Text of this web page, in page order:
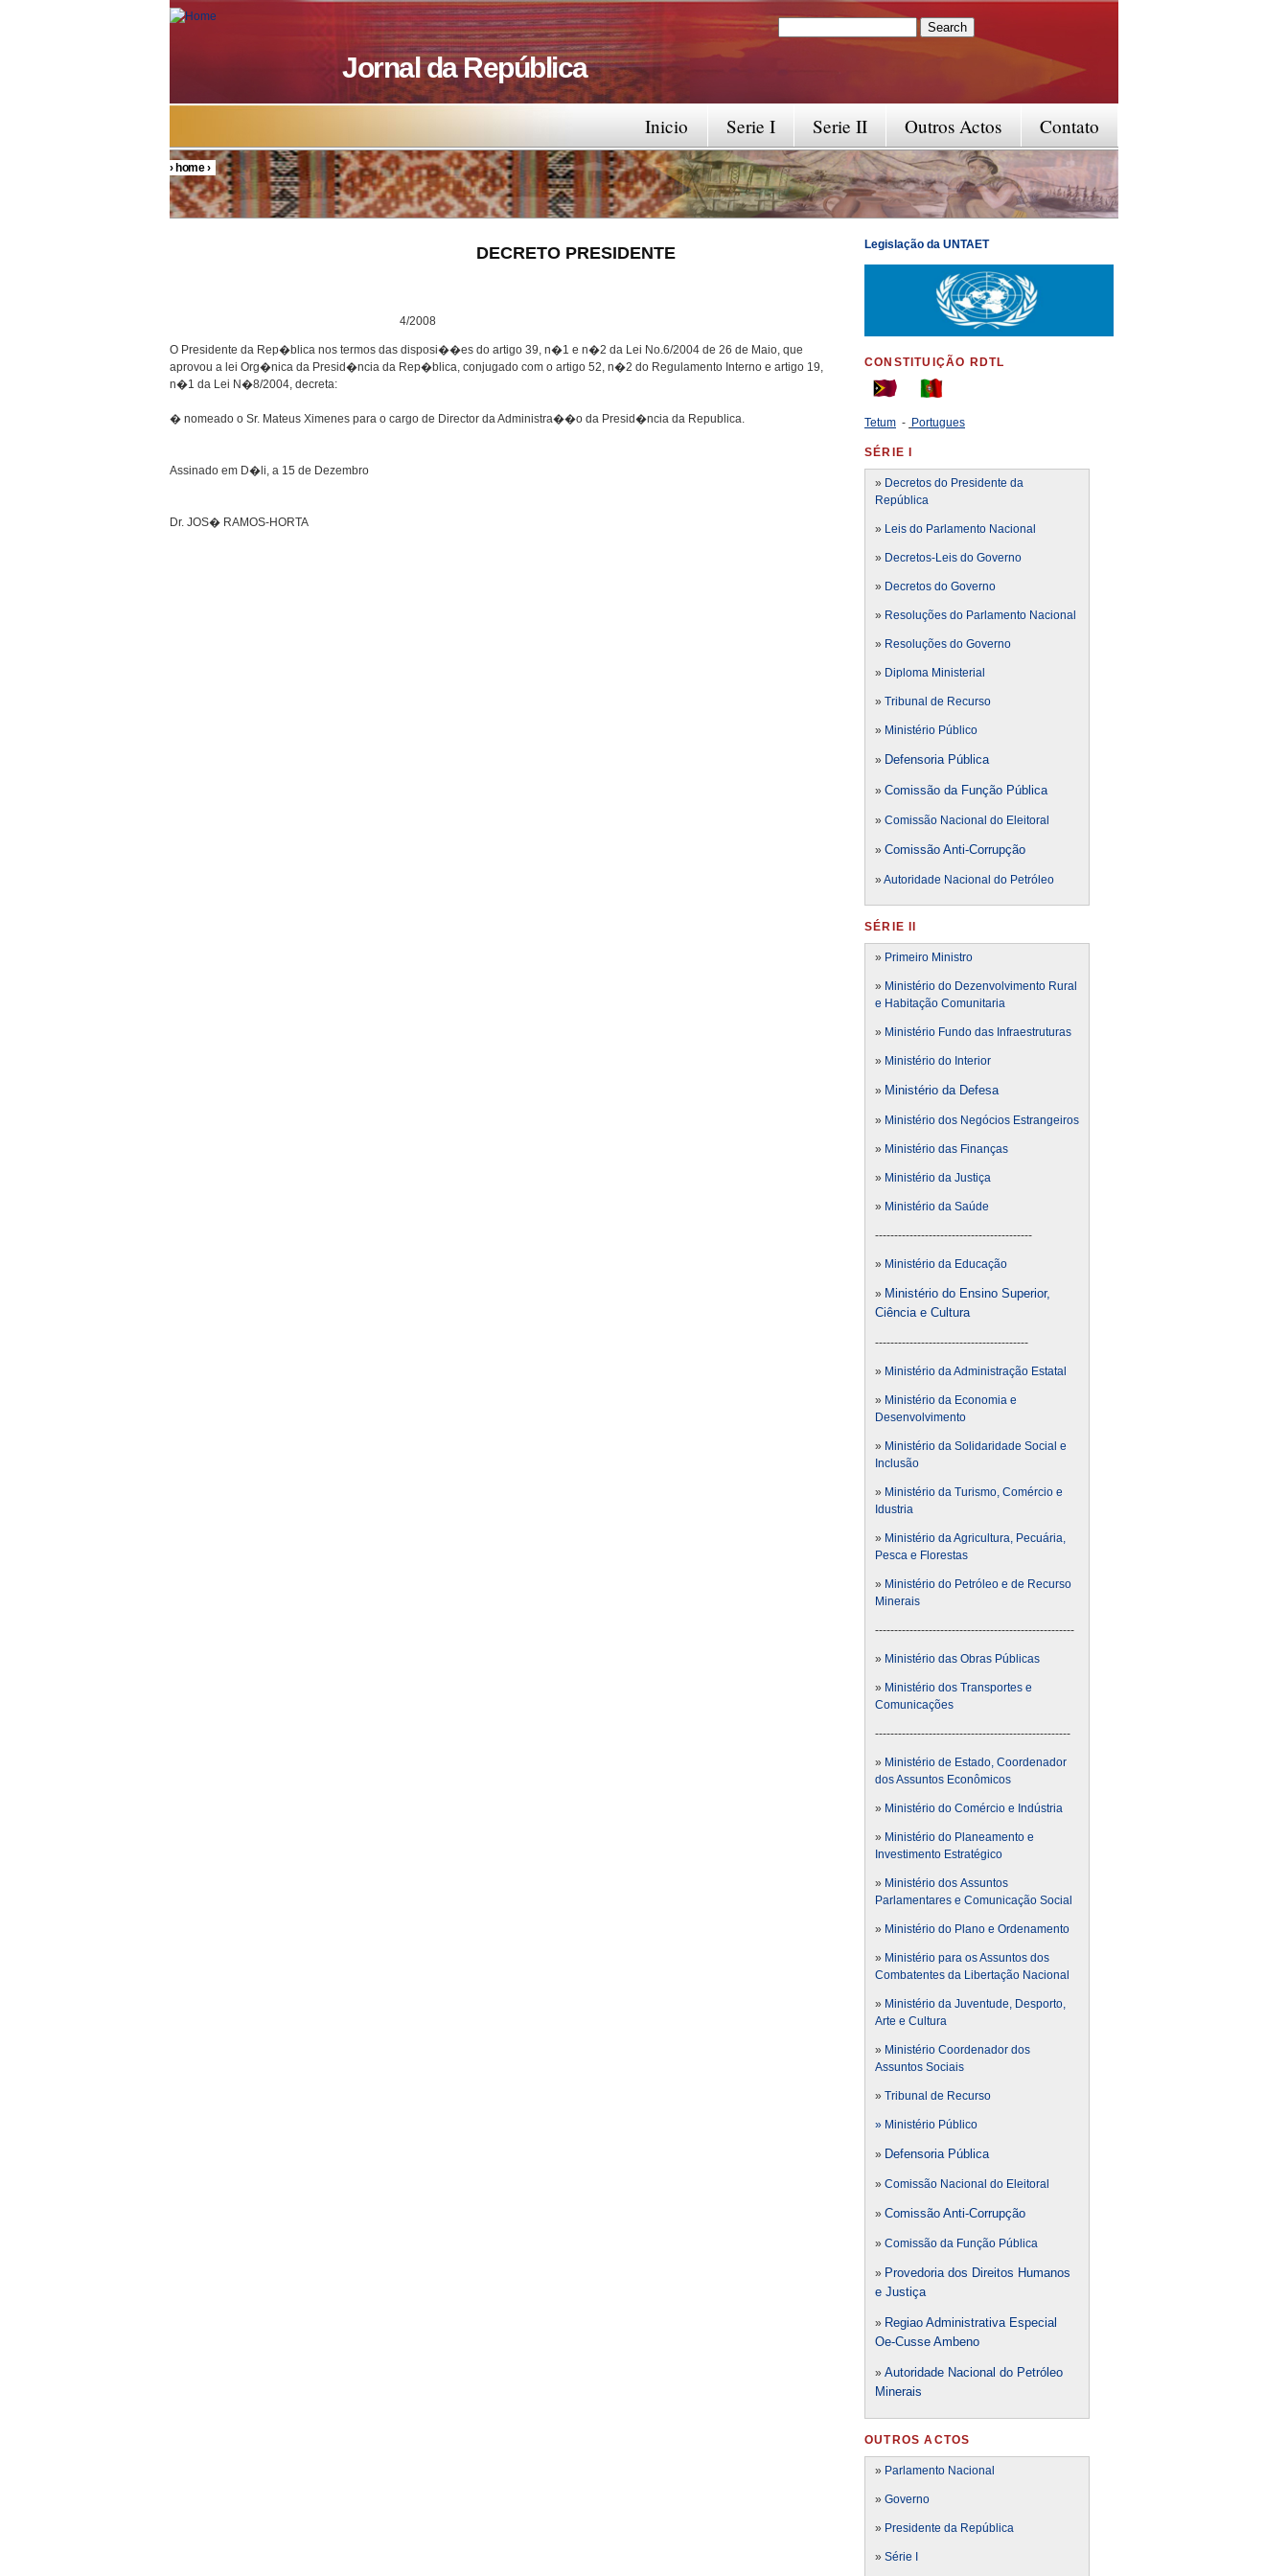
Jornal da República
Search form
Contato
Outros Actos
Serie II
Serie I
Inicio
You are here
›home›
DECRETO PRESIDENTE
4/2008
O Presidente da Rep�blica nos termos das disposi��es do artigo 39, n�1 e n�2 da Lei No.6/2004 de 26 de Maio, que
aprovou a lei Org�nica da Presid�ncia da Rep�blica, conjugado com o artigo 52, n�2 do Regulamento Interno e artigo 19,
n�1 da Lei N�8/2004, decreta:
� nomeado o Sr. Mateus Ximenes para o cargo de Director da Administra��o da Presid�ncia da Republica.
Assinado em D�li, a 15 de Dezembro
Dr. JOS� RAMOS-HORTA
Legislação da UNTAET
CONSTITUIÇÃO RDTL
Tetum - Portugues
SÉRIE I
» Decretos do Presidente da
República
» Leis do Parlamento Nacional
» Decretos-Leis do Governo
» Decretos do Governo
» Resoluções do Parlamento Nacional
» Resoluções do Governo
» Diploma Ministerial
» Tribunal de Recurso
» Ministério Público
» Defensoria Pública
» Comissão da Função Pública
» Comissão Nacional do Eleitoral
» Comissão Anti-Corrupção
» Autoridade Nacional do Petróleo
SÉRIE II
» Primeiro Ministro
» Ministério do Dezenvolvimento Rural
e Habitação Comunitaria
» Ministério Fundo das Infraestruturas
» Ministério do Interior
» Ministério da Defesa
» Ministério dos Negócios Estrangeiros
» Ministério das Finanças
» Ministério da Justiça
» Ministério da Saúde
-----------------------------------------
» Ministério da Educação
» Ministério do Ensino Superior,
Ciência e Cultura
----------------------------------------
» Ministério da Administração Estatal
» Ministério da Economia e
Desenvolvimento
» Ministério da Solidaridade Social e
Inclusão
» Ministério da Turismo, Comércio e
Idustria
» Ministério da Agricultura, Pecuária,
Pesca e Florestas
» Ministério do Petróleo e de Recurso
Minerais
----------------------------------------------------
» Ministério das Obras Públicas
» Ministério dos Transportes e
Comunicações
---------------------------------------------------
» Ministério de Estado, Coordenador
dos Assuntos Econômicos
» Ministério do Comércio e Indústria
» Ministério do Planeamento e
Investimento Estratégico
» Ministério dos Assuntos
Parlamentares e Comunicação Social
» Ministério do Plano e Ordenamento
» Ministério para os Assuntos dos
Combatentes da Libertação Nacional
» Ministério da Juventude, Desporto,
Arte e Cultura
» Ministério Coordenador dos
Assuntos Sociais
» Tribunal de Recurso
» Ministério Público
» Defensoria Pública
» Comissão Nacional do Eleitoral
» Comissão Anti-Corrupção
» Comissão da Função Pública
» Provedoria dos Direitos Humanos
e Justiça
» Regiao Administrativa Especial
Oe-Cusse Ambeno
» Autoridade Nacional do Petróleo
Minerais
OUTROS ACTOS
» Parlamento Nacional
» Governo
» Presidente da República
» Série I